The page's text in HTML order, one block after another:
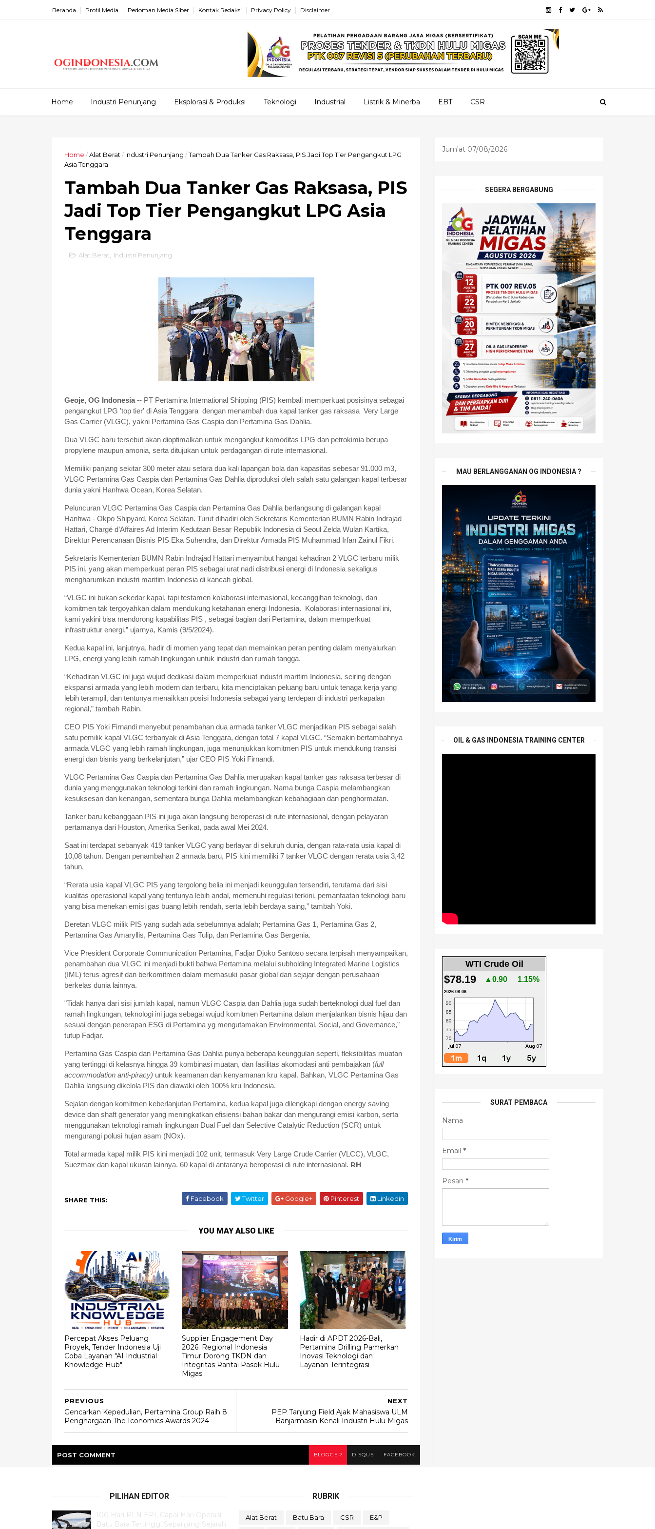
Beranda Profil Media Pedoman Media Siber Kontak Redaksi Privacy Policy Disclaimer
Home Industri Penunjang Eksplorasi & Produksi Teknologi Industrial Listrik & Minerba EBT CSR
Home /Alat Berat / Industri Penunjang /Tambah Dua Tanker Gas Raksasa, PIS Jadi Top Tier Pengangkut LPG
Asia Tenggara
Tambah Dua Tanker Gas Raksasa, PIS
Jadi Top Tier Pengangkut LPG Asia
Tenggara
Alat Berat Industri Penunjang
Geoje, OG Indonesia -- PT Pertamina International Shipping (PIS) kembali memperkuat posisinya sebagai
pengangkut LPG 'top tier' di Asia Tenggara dengan menambah dua kapal tanker gas raksasa Very Large
Gas Carrier (VLGC), yakni Pertamina Gas Caspia dan Pertamina Gas Dahlia.
Dua VLGC baru tersebut akan dioptimalkan untuk mengangkut komoditas LPG dan petrokimia berupa
propylene maupun amonia, serta ditujukan untuk perdagangan di rute internasional.
Memiliki panjang sekitar 300 meter atau setara dua kali lapangan bola dan kapasitas sebesar 91.000 m3,
VLGC Pertamina Gas Caspia dan Pertamina Gas Dahlia diproduksi oleh salah satu galangan kapal terbesar
dunia yakni Hanhwa Ocean, Korea Selatan.
Peluncuran VLGC Pertamina Gas Caspia dan Pertamina Gas Dahlia berlangsung di galangan kapal
Hanhwa - Okpo Shipyard, Korea Selatan. Turut dihadiri oleh Sekretaris Kementerian BUMN Rabin Indrajad
Hattari, Chargé d’Affaires Ad Interim Kedutaan Besar Republik Indonesia di Seoul Zelda Wulan Kartika,
Direktur Perencanaan Bisnis PIS Eka Suhendra, dan Direktur Armada PIS Muhammad Irfan Zainul Fikri.
Sekretaris Kementerian BUMN Rabin Indrajad Hattari menyambut hangat kehadiran 2 VLGC terbaru milik
PIS ini, yang akan memperkuat peran PIS sebagai urat nadi distribusi energi di Indonesia sekaligus
mengharumkan industri maritim Indonesia di kancah global.
“VLGC ini bukan sekedar kapal, tapi testamen kolaborasi internasional, kecanggihan teknologi, dan
komitmen tak tergoyahkan dalam mendukung ketahanan energi Indonesia. Kolaborasi internasional ini,
kami yakini bisa mendorong kapabilitas PIS , sebagai bagian dari Pertamina, dalam memperkuat
infrastruktur energi,” ujarnya, Kamis (9/5/2024).
Kedua kapal ini, lanjutnya, hadir di momen yang tepat dan memainkan peran penting dalam menyalurkan
LPG, energi yang lebih ramah lingkungan untuk industri dan rumah tangga.
“Kehadiran VLGC ini juga wujud dedikasi dalam memperkuat industri maritim Indonesia, seiring dengan
ekspansi armada yang lebih modern dan terbaru, kita menciptakan peluang baru untuk tenaga kerja yang
lebih terampil, dan tentunya menaikkan posisi Indonesia sebagai yang terdepan di industri perkapalan
regional,” tambah Rabin.
CEO PIS Yoki Firnandi menyebut penambahan dua armada tanker VLGC menjadikan PIS sebagai salah
satu pemilik kapal VLGC terbanyak di Asia Tenggara, dengan total 7 kapal VLGC. “Semakin bertambahnya
armada VLGC yang lebih ramah lingkungan, juga menunjukkan komitmen PIS untuk mendukung transisi
energi dan bisnis yang berkelanjutan,” ujar CEO PIS Yoki Firnandi.
VLGC Pertamina Gas Caspia dan Pertamina Gas Dahlia merupakan kapal tanker gas raksasa terbesar di
dunia yang menggunakan teknologi terkini dan ramah lingkungan. Nama bunga Caspia melambangkan
kesuksesan dan kenangan, sementara bunga Dahlia melambangkan kebahagiaan dan penghormatan.
Tanker baru kebanggaan PIS ini juga akan langsung beroperasi di rute internasional, dengan pelayaran
pertamanya dari Houston, Amerika Serikat, pada awal Mei 2024.
Saat ini terdapat sebanyak 419 tanker VLGC yang berlayar di seluruh dunia, dengan rata-rata usia kapal di
10,08 tahun. Dengan penambahan 2 armada baru, PIS kini memiliki 7 tanker VLGC dengan rerata usia 3,42
tahun.
“Rerata usia kapal VLGC PIS yang tergolong belia ini menjadi keunggulan tersendiri, terutama dari sisi
kualitas operasional kapal yang tentunya lebih andal, memenuhi regulasi terkini, pemanfaatan teknologi baru
yang bisa menekan emisi gas buang lebih rendah, serta lebih berdaya saing,” tambah Yoki.
Deretan VLGC milik PIS yang sudah ada sebelumnya adalah; Pertamina Gas 1, Pertamina Gas 2,
Pertamina Gas Amaryllis, Pertamina Gas Tulip, dan Pertamina Gas Bergenia.
Vice President Corporate Communication Pertamina, Fadjar Djoko Santoso secara terpisah menyampaikan,
penambahan dua VLGC ini menjadi bukti bahwa Pertamina melalui subholding Integrated Marine Logistics
(IML) terus agresif dan berkomitmen dalam memasuki pasar global dan sejajar dengan perusahaan
berkelas dunia lainnya.
"Tidak hanya dari sisi jumlah kapal, namun VLGC Caspia dan Dahlia juga sudah berteknologi dual fuel dan
ramah lingkungan, teknologi ini juga sebagai wujud komitmen Pertamina dalam menjalankan bisnis hijau dan
sesuai dengan penerapan ESG di Pertamina yg mengutamakan Environmental, Social, and Governance,"
tutup Fadjar.
Pertamina Gas Caspia dan Pertamina Gas Dahlia punya beberapa keunggulan seperti, fleksibilitas muatan
yang tertinggi di kelasnya hingga 39 kombinasi muatan, dan fasilitas akomodasi anti pembajakan (full
accommodation anti-piracy) untuk keamanan dan kenyamanan kru kapal. Bahkan, VLGC Pertamina Gas
Dahlia langsung dikelola PIS dan diawaki oleh 100% kru Indonesia.
Sejalan dengan komitmen keberlanjutan Pertamina, kedua kapal juga dilengkapi dengan energy saving
device dan shaft generator yang meningkatkan efisiensi bahan bakar dan mengurangi emisi karbon, serta
menggunakan teknologi ramah lingkungan Dual Fuel dan Selective Catalytic Reduction (SCR) untuk
mengurangi polusi hujan asam (NOx).
Total armada kapal milik PIS kini menjadi 102 unit, termasuk Very Large Crude Carrier (VLCC), VLGC,
Suezmax dan kapal ukuran lainnya. 60 kapal di antaranya beroperasi di rute internasional. RH
SHARE THIS: Facebook Twitter Google+ Pinterest Linkedin
YOU MAY ALSO LIKE
Percepat Akses Peluang
Proyek, Tender Indonesia Uji
Coba Layanan "AI Industrial
Knowledge Hub"
Supplier Engagement Day
2026: Regional Indonesia
Timur Dorong TKDN dan
Integritas Rantai Pasok Hulu
Migas
Hadir di APDT 2026-Bali,
Pertamina Drilling Pamerkan
Inovasi Teknologi dan
Layanan Terintegrasi
NEXT
PEP Tanjung Field Ajak Mahasiswa ULM
Banjarmasin Kenali Industri Hulu Migas
PREVIOUS
Gencarkan Kepedulian, Pertamina Group Raih 8
Penghargaan The Iconomics Awards 2024
POST COMMENT BLOGGER DISQUS FACEBOOK
Jum'at 07/08/2026
SEGERA BERGABUNG
MAU BERLANGGANAN OG INDONESIA ?
OIL & GAS INDONESIA TRAINING CENTER
WTI Crude Oil
$78.19 ▲0.90 1.15%
2026.08.06
SURAT PEMBACA
Nama
Email *
Pesan *
PILIHAN EDITOR
100 Hari PLN EPI, Capai Hari Operasi
Batu Bara Tertinggi Sepanjang Sejarah
RUBRIK
Alat Berat Batu Bara CSR E&P